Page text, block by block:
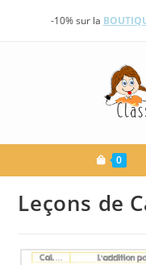
-10% sur la
0
Leçons de